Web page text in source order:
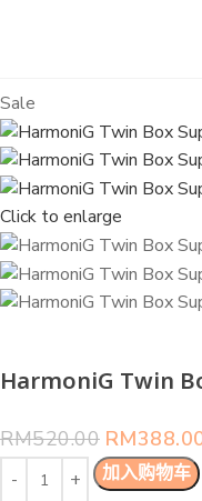
Sale
Click to enlarge
HarmoniG Twin
RM520.00 RM
加入购物车